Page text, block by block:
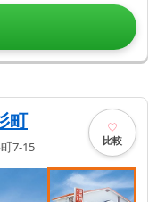
町
7-15 比較